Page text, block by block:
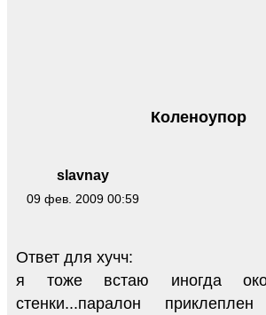
slavnay
09 фев. 2009 00:59
Коленоупор
Ответ для хучч:
я тоже встаю иногда
стенки...паралон